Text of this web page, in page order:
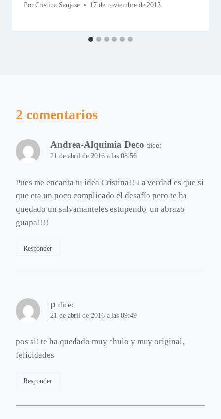
Por Cristina Sanjose 17 de noviembre de 2012
2 comentarios
Andrea-Alquimia Deco dice:
21 de abril de 2016 a las 08:56
Pues me encanta tu idea Cristina!! La verdad es que si
que era un poco complicado el desafío pero te ha
quedado un salvamanteles estupendo, un abrazo
guapa!!!!
Responder
p dice:
21 de abril de 2016 a las 09:49
pos si! te ha quedado muy chulo y muy original,
felicidades
Responder